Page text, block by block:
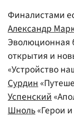
Финалистами
Александр
Эволюционная
открытия и
«Устройство
Сурдин
Успенский
Шноль«Герои